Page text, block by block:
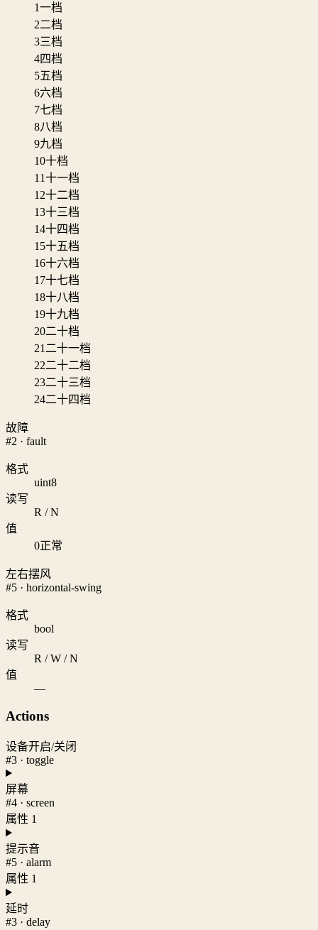
1一档
2二档
3三档
4四档
5五档
6六档
7七档
8八档
9九档
10十档
11十一档
12十二档
13十三档
14十四档
15十五档
16十六档
17十七档
18十八档
19十九档
20二十档
21 二十一档
22二十二档
23二十三档
24二十四档
故障
#2 · fault
格式
uint8
读写
R / N
值
0正常
左右摆风
#5 · horizontal-swing
格式
bool
读写
R / W / N
值
—
Actions
设备开启/关闭
#3 · toggle
屏幕
#4 · screen
属性 1
提示音
#5 · alarm
属性 1
延时
#3 · delay